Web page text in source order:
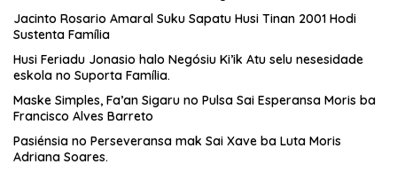
Jacinto Rosario Amaral Suku Sapatu Husi Tinan 2001 Hodi
Sustenta Família
Husi Feriadu Jonasio halo Negósiu Ki’ik Atu selu nesesidade
eskola no Suporta Família.
Maske Simples, Fa’an Sigaru no Pulsa Sai Esperansa Moris ba
Francisco Alves Barreto
Pasiénsia no Perseveransa mak Sai Xave ba Luta Moris
Adriana Soares.